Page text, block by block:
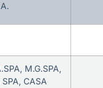
M.G.SPA,
SPA, CASA